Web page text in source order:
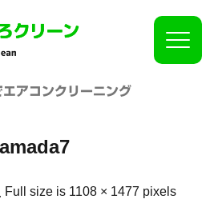
Click
アコンクリーニング
Full size is 1108 × 1477 pixels